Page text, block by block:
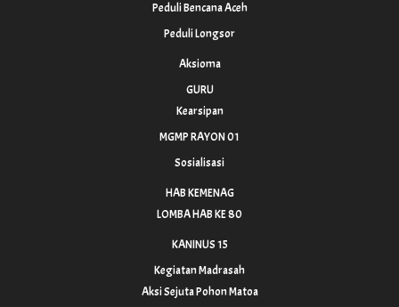
Peduli Bencana Aceh
Peduli Longsor
Aksioma
GURU
Kearsipan
MGMP RAYON 01
Sosialisasi
HAB KEMENAG
LOMBA HAB KE 80
KANINUS 15
Kegiatan Madrasah
Aksi Sejuta Pohon Matoa